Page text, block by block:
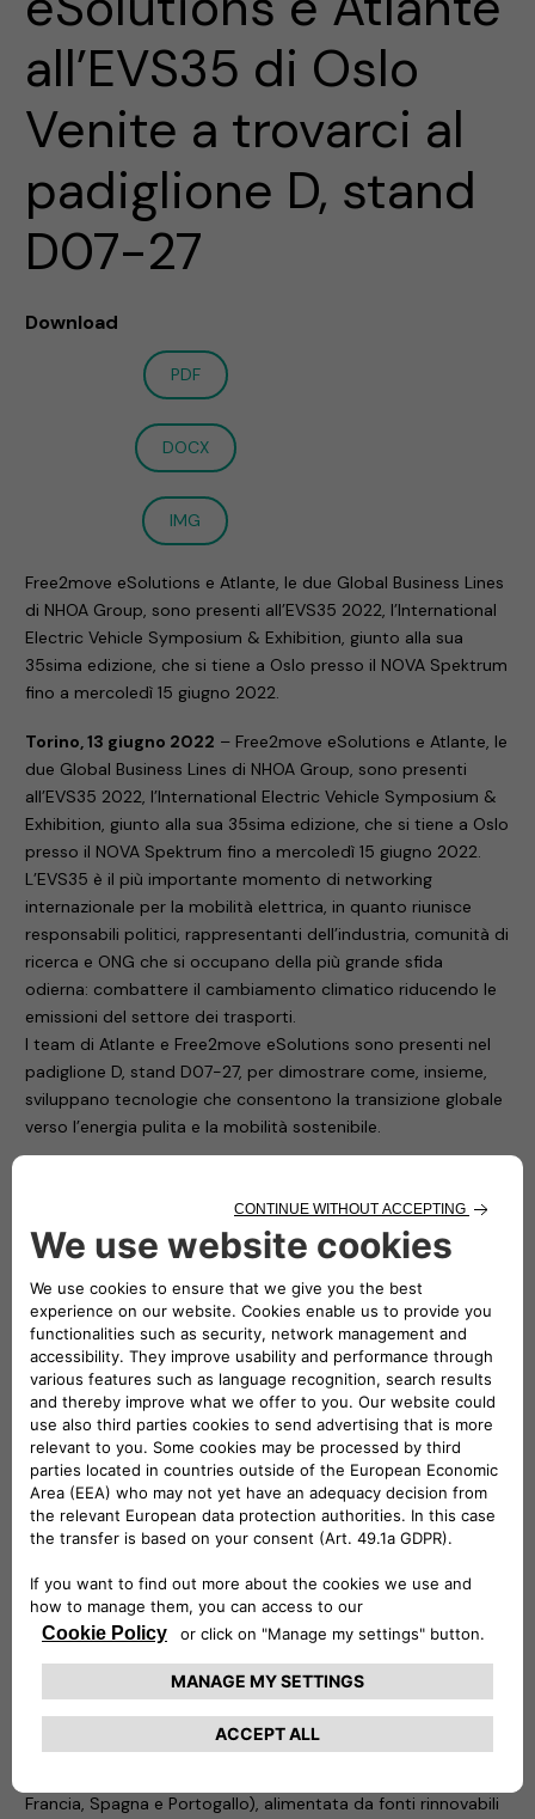
all’EVS35 di Oslo
Venite a trovarci al
padiglione D, stand
D07-27
Download
PDF
DOCX
IMG
Free2move eSolutions e Atlante, le due Global Business Lines
di NHOA Group, sono presenti all’EVS35 2022, l’International
Electric Vehicle Symposium & Exhibition, giunto alla sua
35sima edizione, che si tiene a Oslo presso il NOVA Spektrum
fino a mercoledì 15 giugno 2022.
Torino, 13 giugno 2022 – Free2move eSolutions e Atlante, le
due Global Business Lines di NHOA Group, sono presenti
all’EVS35 2022, l’International Electric Vehicle Symposium &
Exhibition, giunto alla sua 35sima edizione, che si tiene a Oslo
presso il NOVA Spektrum fino a mercoledì 15 giugno 2022.
L’EVS35 è il più importante momento di networking
internazionale per la mobilità elettrica, in quanto riunisce
responsabili politici, rappresentanti dell’industria, comunità di
ricerca e ONG che si occupano della più grande sfida
odierna: combattere il cambiamento climatico riducendo le
emissioni del settore dei trasporti.
I team di Atlante e Free2move eSolutions sono presenti nel
padiglione D, stand D07-27, per dimostrare come, insieme,
sviluppano tecnologie che consentono la transizione globale
verso l’energia pulita e la mobilità sostenibile.
Free2move eSolutions, la joint venture tra Stellantis – quarta
casa automobilistica al mondo – e NHOA, leader mondiale
nell’accumulo di energia, presenta le stazioni di ricarica
eProWallbox ed ePublic. eProWallbox è una famiglia flessibile
e connessa di dispositivi di ricarica, in grado di erogare fino a
20 kW, adatta alle esigenze di privati, flotte e gestori di
parcheggi: può essere controllata anche da remoto per
conoscere in ogni momento il livello di ricarica. ePublic invece
è la soluzione pratica per ricaricare fino a due veicoli
contemporaneamente con una potenza massima di 44 kW.
Ideale nei parcheggi pubblici o ad accesso riservato, è
resistente a tutte le condizioni atmosferiche e alle
manomissioni, ed è dotata di un contatore certificato MID
consumo a fini fiscali. Il team eSolutions è a disposizione per
mostrare ai visitatori la tecnologia Vehicle-to-Grid (V2G): un
completo cambiamento di paradigma che rende i veicoli
elettrici una preziosa fonte di flessibilità per la rete elettrica.
Atlante
Atlante sta sviluppando la più grande rete di ricarica veloce e
Francia, Spagna e Portogallo), alimentata da fonti rinnovabili